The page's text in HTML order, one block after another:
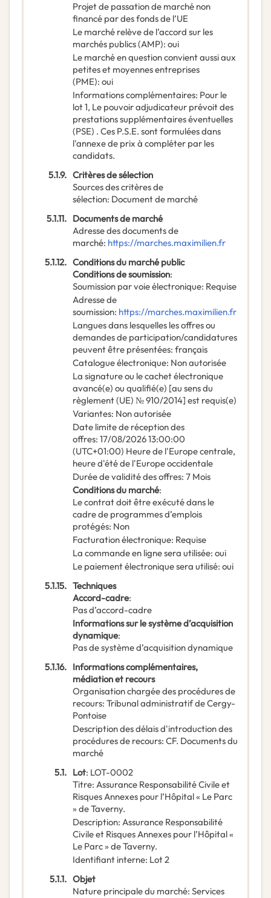
Projet de passation de marché non
financé par des fonds de l’UE
Le marché relève de l’accord sur les
marchés publics (AMP): oui
Le marché en question convient aussi aux
petites et moyennes entreprises
(PME): oui
Informations complémentaires: Pour le
lot 1, Le pouvoir adjudicateur prévoit des
prestations supplémentaires éventuelles
(PSE) . Ces P.S.E. sont formulées dans
l'annexe de prix à compléter par les
candidats.
5.1.9. Critères de sélection
Sources des critères de
sélection: Document de marché
5.1.11. Documents de marché
Adresse des documents de
marché: https://marches.maximilien.fr
5.1.12. Conditions du marché public
Conditions de soumission:
Soumission par voie électronique: Requise
Adresse de
soumission: https://marches.maximilien.fr
Langues dans lesquelles les offres ou
demandes de participation/candidatures
peuvent être présentées: français
Catalogue électronique: Non autorisée
La signature ou le cachet électronique
avancé(e) ou qualifié(e) [au sens du
règlement (UE) № 910/2014] est requis(e)
Variantes: Non autorisée
Date limite de réception des
offres: 17/08/202613:00:00
(UTC+01:00) Heure de l'Europe centrale,
heure d'été de l'Europe occidentale
Durée de validité des offres: 7 Mois
Conditions du marché:
Le contrat doit être exécuté dans le
cadre de programmes d’emplois
protégés: Non
Facturation électronique: Requise
La commande en ligne sera utilisée: oui
Le paiement électronique sera utilisé: oui
5.1.15. Techniques
Accord-cadre:
Pas d’accord-cadre
Informations sur le système d’acquisition
dynamique:
Pas de système d’acquisition dynamique
5.1.16. Informations complémentaires,
médiation et recours
Organisation chargée des procédures de
recours: Tribunal administratif de Cergy-
Pontoise
Description des délais d'introduction des
procédures de recours: CF. Documents du
marché
5.1. Lot: LOT-0002
Titre: Assurance Responsabilité Civile et
Risques Annexes pour l’Hôpital « Le Parc
» de Taverny.
Description: Assurance Responsabilité
Civile et Risques Annexes pour l’Hôpital «
Le Parc » de Taverny.
Identifiant interne: Lot 2
5.1.1. Objet
Nature principale du marché: Services